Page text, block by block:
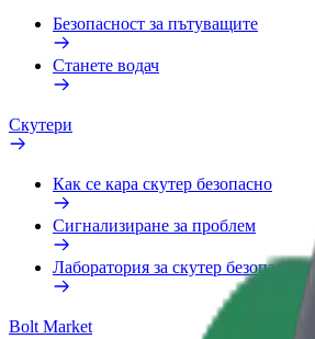
Безопасност за пътуващите
Станете водач
Скутери
Как се кара скутер безопасно
Сигнализиране за проблем
Лаборатория за скутер безопасност
Bolt Market